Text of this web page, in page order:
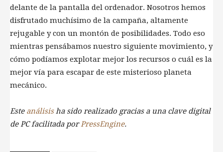
delante de la pantalla del ordenador. Nosotros hemos
disfrutado muchísimo de la campaña, altamente
rejugable y con un montón de posibilidades. Todo eso
mientras pensábamos nuestro siguiente movimiento, y
cómo podíamos explotar mejor los recursos o cuál es la
mejor vía para escapar de este misterioso planeta
mecánico.
Este análisisha sido realizado gracias a una clave digital
de PC facilitada porPressEngine.